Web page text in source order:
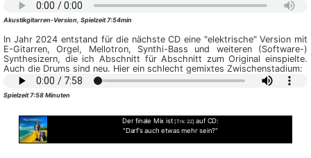
Akustikgitarren-Version, Spielzeit 7:54min
In Jahr 2024 entstand für die nächste CD eine "elektrische" Version mit
E-Gitarren, Orgel, Mellotron, Synthi-Bass und weiteren (Software-)
Synthesizern, die ich Abschnitt für Abschnitt zum Original einspielte.
Auch die Drums sind neu. Hier ein schlecht gemixtes Zwischenstadium:
Spielzeit 7:58 Minuten
Der finale Mix ist[Trk: 22] auf CD:
"Darf's auch etwas mehr sein?"